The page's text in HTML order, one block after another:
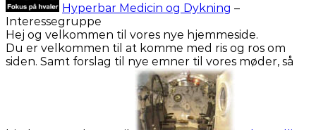
Hyperbar Medicin og Dykning –
Interessegruppe
Hej og velkommen til vores nye hjemmeside.
Du er velkommen til at komme med ris og ros om
siden. Samt forslag til nye emner til vores møder, så